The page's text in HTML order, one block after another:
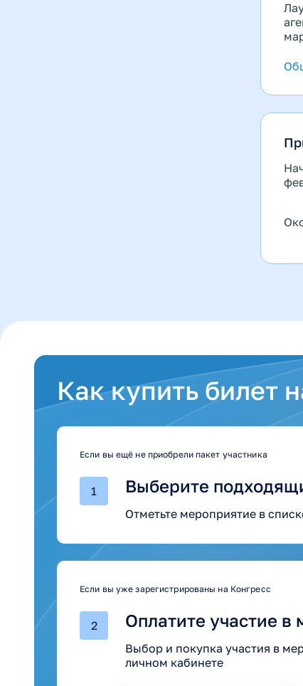
Как купить билет
Если вы ещё не приобрели пакет участника
1 Выберите
Отметьте мероприятие в
Если вы уже зарегистрированы на Конгресс
2 Оплатите участие в
Выбор и покупка участия в
личном кабинете